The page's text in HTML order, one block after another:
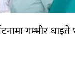
गम्भीर घाइते